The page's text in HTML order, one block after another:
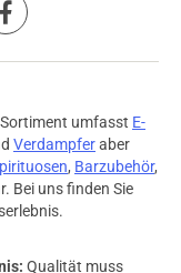
umfasst E-
Verdampferaber
, Barzubehör,
Bei uns finden Sie
Qualität muss